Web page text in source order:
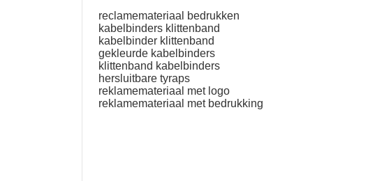
reclamemateriaal bedrukken
kabelbinders klittenband
kabelbinder klittenband
gekleurde kabelbinders
klittenband kabelbinders
hersluitbare tyraps
reklamemateriaal met logo
reklamemateriaal met bedrukking